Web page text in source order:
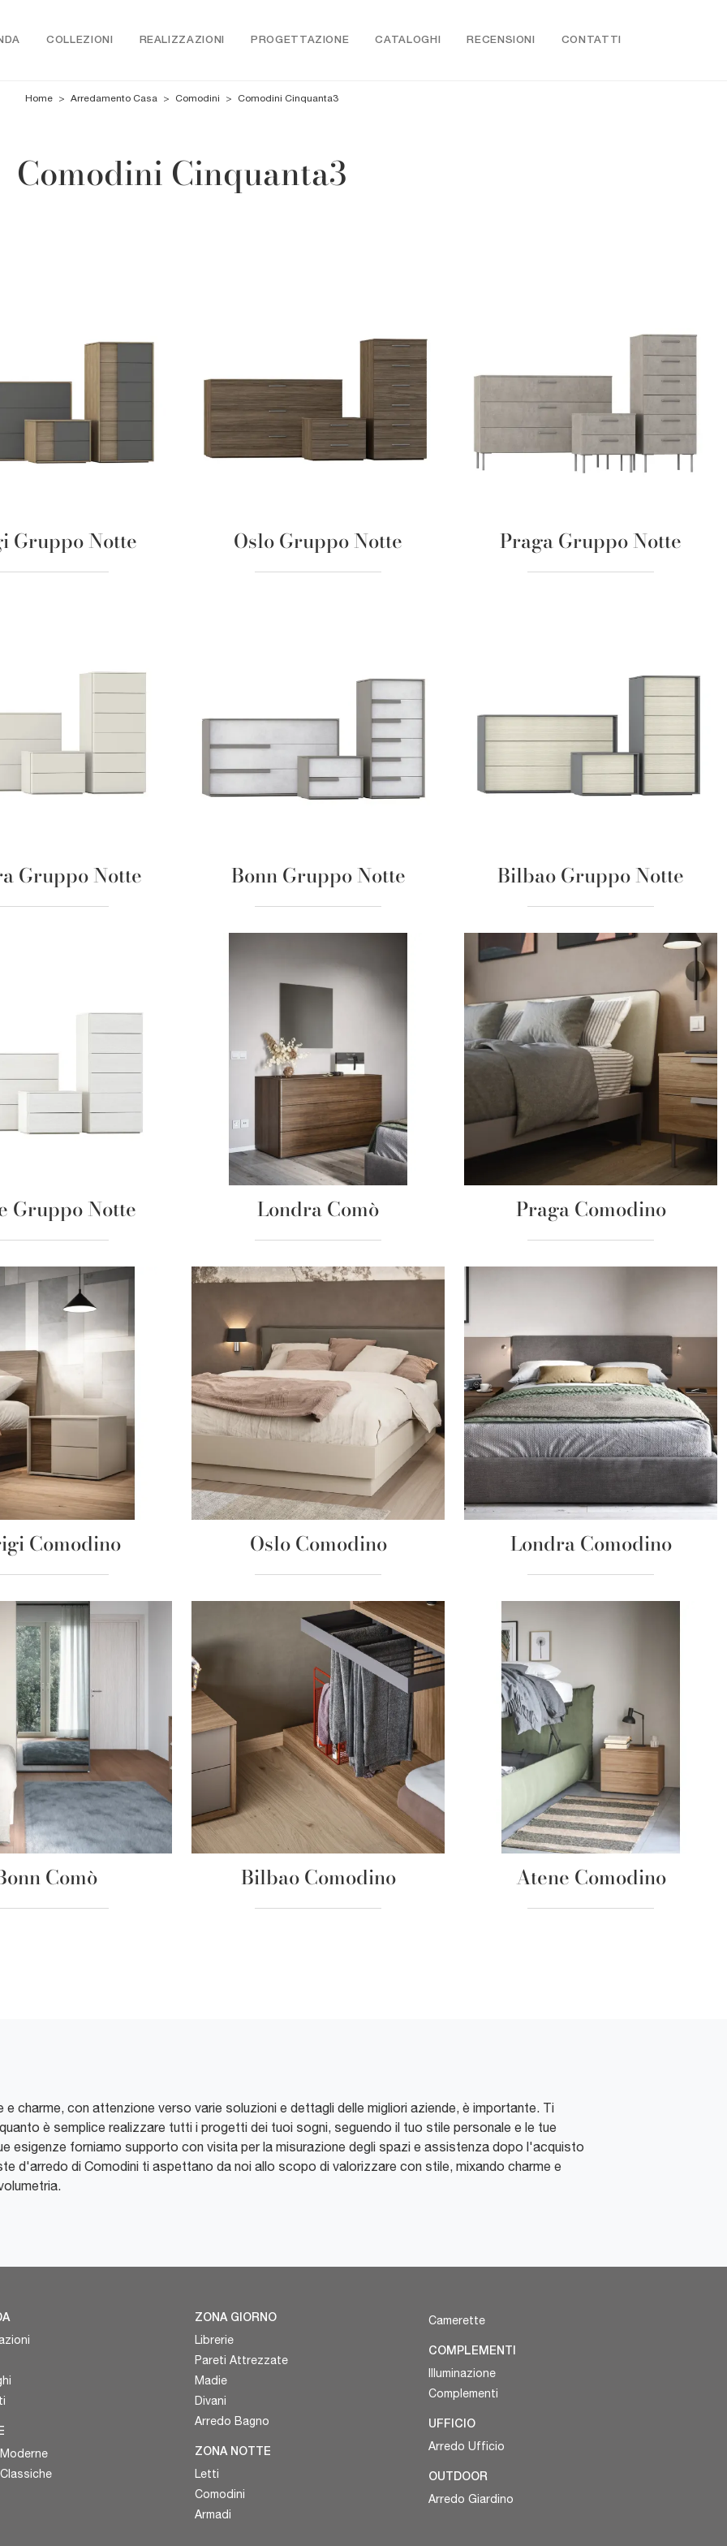
COLLEZIONI REALIZZAZIONI PROGETTAZIONE CATALOGHI RECENSIONI CONTATTI
Home > Arredamento Casa > Comodini > Comodini Cinquanta3
Comodini Cinquanta3
Gruppo Notte Oslo Gruppo Notte Praga Gruppo Notte
Gruppo Notte Bonn Gruppo Notte Bilbao Gruppo Notte
Gruppo Notte Londra Comò Praga Comodino
Comodino Oslo Comodino Londra Comodino
Comò Bilbao Comodino Atene Comodino
charme, con attenzione verso varie soluzioni e dettagli delle migliori aziende, è importante. Ti
è semplice realizzare tutti i progetti dei tuoi sogni, seguendo il tuo stile personale e le tue
esigenze forniamo supporto con visita per la misurazione degli spazi e assistenza dopo l'acquisto
d'arredo di Comodini ti aspettano da noi allo scopo di valorizzare con stile, mixando charme e
ZONA GIORNO
Librerie
Pareti Attrezzate
Madie
Divani
Arredo Bagno
ZONA NOTTE
Letti
Comodini
Armadi
Camerette
COMPLEMENTI
Illuminazione
Complementi
UFFICIO
Arredo Ufficio
OUTDOOR
Arredo Giardino